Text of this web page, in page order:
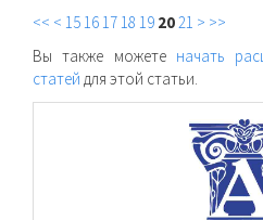
<< < 15 16 17 18 19 2021 > >>
Вы также можете начать
статей для этой статьи.